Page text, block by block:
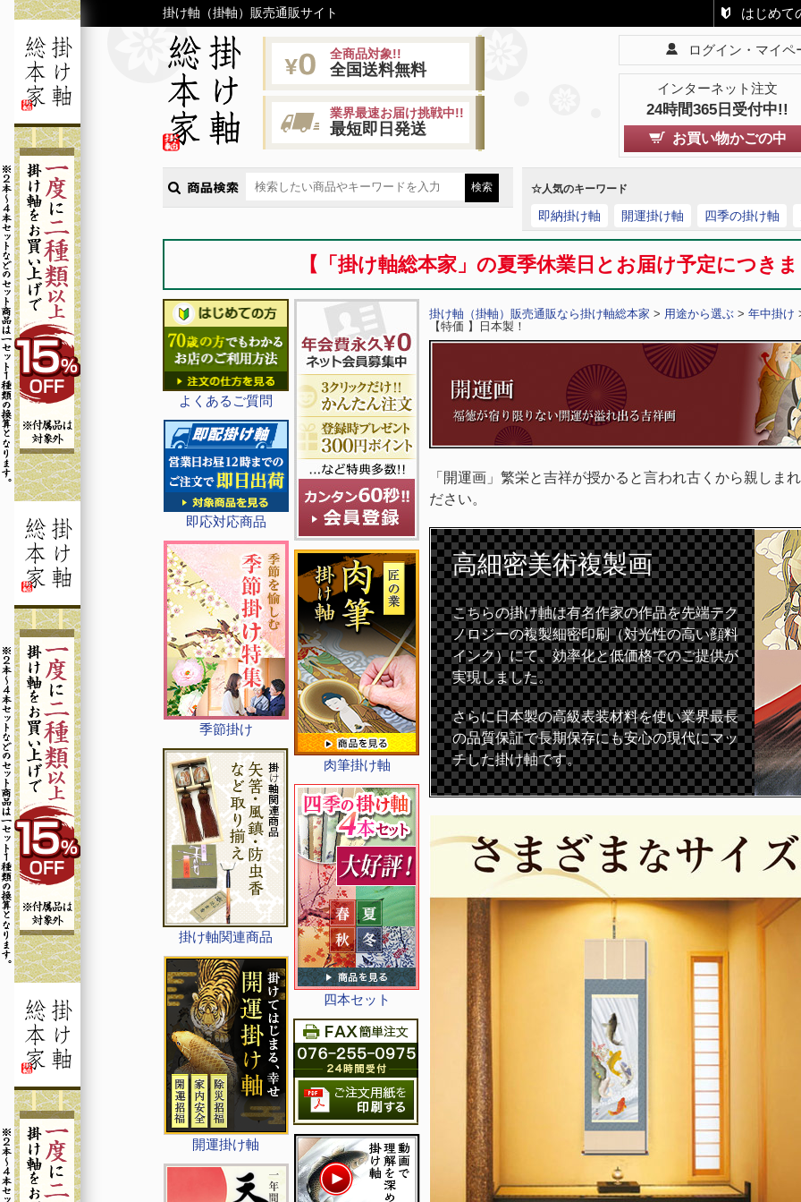
掛け軸（掛軸）販売通販サイト はじめて
全商品対象!!
全国送料無料
業界最速お届け挑戦中!!
最短即日発送
ログイン・マイペ
インターネット注文
24時間365日受付中!!
お買い物かごの中
☆人気のキーワード
即納掛け軸 開運掛け軸 四季の掛け軸
【「掛け軸総本家」の夏季休業日とお届け予定につ
よくあるご質問
即応対応商品
季節掛け
掛け軸関連商品
開運掛け軸
肉筆掛け軸
四本セット
掛け軸（掛軸）販売通販なら掛け軸総本家 > 用途から選ぶ > 年中掛け
【特価 】日本製！
「開運画」繁栄と吉祥が授かると言われ古くから親しま
ださい。
高細密美術複製画
こちらの掛け軸は有名作家の作品を先端テク
ノロジーの複製細密印刷（対光性の高い顔料
インク）にて、効率化と低価格でのご提供が
実現しました。
さらに日本製の高級表装材料を使い業界最長
の品質保証で長期保存にも安心の現代にマッ
チした掛け軸です。